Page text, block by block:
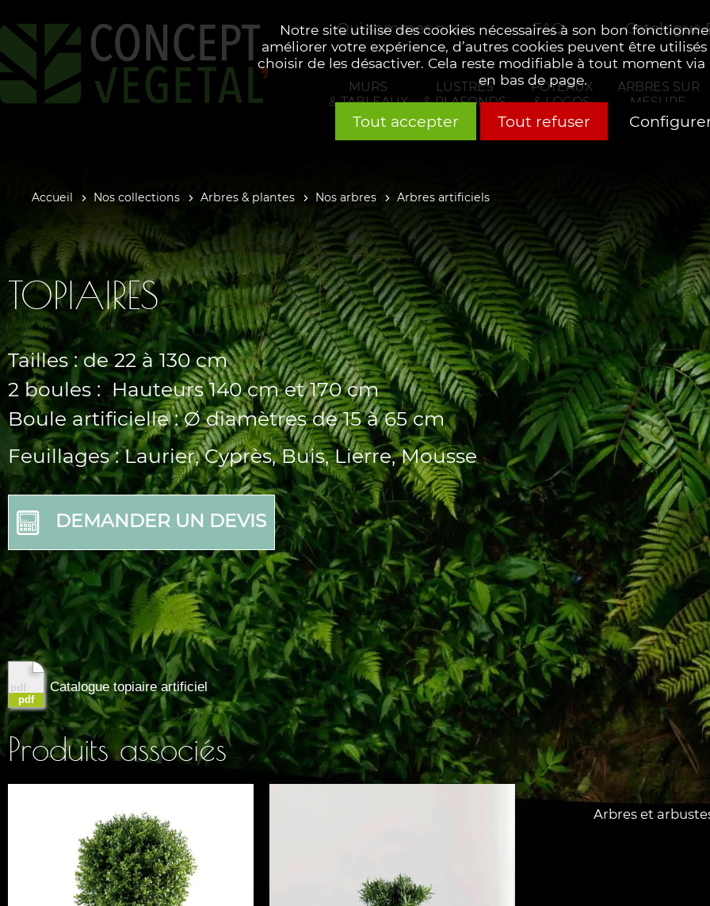
Notre site utilise des cookies nécessaires à son bon
améliorer votre expérience, d’autres cookies peuvent être
choisir de les désactiver. Cela reste modifiable à tout moment via
en bas de page.
Tout accepter Tout refuser
Qui sommes nous FAQ Catalogue
MURS
& TABLEAUX
LUSTRES
& PLAFONDS
POTEAUX
& LOGOS
ARBRES SUR
MESURE
Accueil Nos collections Arbres & plantes Nos arbres Arbres artificiels
TOPIAIRES
Tailles : de 22 à 130 cm
2 boules : Hauteurs 140 cm et 170 cm
Boule artificielle : Ø diamètres de 15 à 65 cm
Feuillages : Laurier, Cyprès, Buis, Lierre, Mousse
DEMANDER UN DEVIS
Catalogue topiaire artificiel
Produits associés
Arbres et